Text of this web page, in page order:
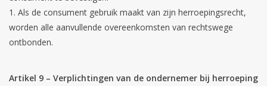
Als de consument gebruik maakt van zijn herroepingsrecht,
worden alle aanvullende overeenkomsten van rechtswege
ontbonden.
Artikel 9 – Verplichtingen van de ondernemer bij herroeping